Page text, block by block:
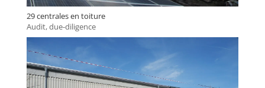
29 centrales en toiture
Audit, due-diligence